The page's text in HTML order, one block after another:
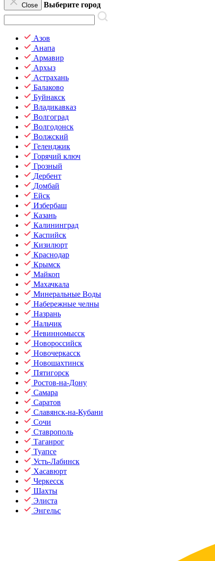
Close Выберите город
Азов
Анапа
Армавир
Архыз
Астрахань
Балаково
Буйнакск
Владикавказ
Волгоград
Волгодонск
Волжский
Геленджик
Горячий ключ
Грозный
Дербент
Домбай
Ейск
Избербаш
Казань
Калининград
Каспийск
Кизилюрт
Краснодар
Крымск
Майкоп
Махачкала
Минеральные Воды
Набережные челны
Назрань
Нальчик
Невинномысск
Новороссийск
Новочеркасск
Новошахтинск
Пятигорск
Ростов-на-Дону
Самара
Саратов
Славянск-на-Кубани
Сочи
Ставрополь
Таганрог
Туапсе
Усть-Лабинск
Хасавюрт
Черкесск
Шахты
Элиста
Энгельс